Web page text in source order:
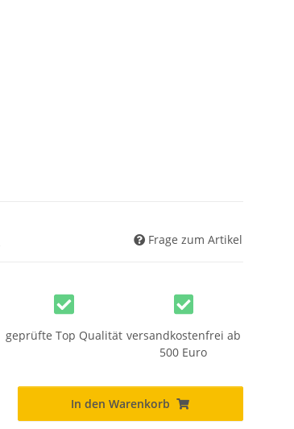
Frage zum Artikel
geprüfte Top Qualität versandkostenfrei ab
500 Euro
In den Warenkorb